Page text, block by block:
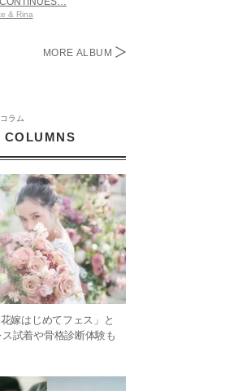
& Rina
MORE ALBUM
ラム
COLUMNS
嫁はじめてフェス」と
試着や骨格診断体験も